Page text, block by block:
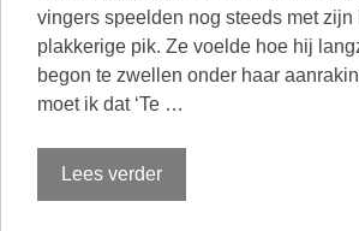
vingers speelden nog steeds met zijn
plakkerige pik. Ze voelde hoe hij
begon te zwellen onder haar
moet ik dat ‘Te …
Lees verder